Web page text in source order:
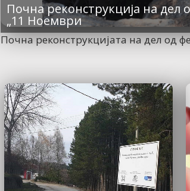
Почна реконструкција на дел
„11 Ноември
Почна реконструкцијата на дел од